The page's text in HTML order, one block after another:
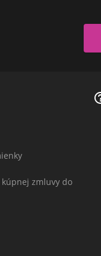
zmluvy do